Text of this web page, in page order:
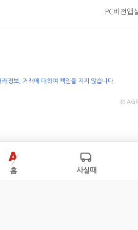
PC버전 앱
정보, 거래에 대하여 책임을 지지 않습니다.
©
홈 사실때